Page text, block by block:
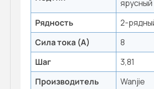
ярусный
Рядность
2-
Сила тока (А)
8
Шаг
3,81
Производитель
Wanjie